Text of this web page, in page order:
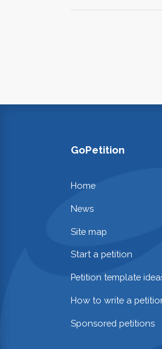
GoPetition
Home
News
Site map
Start a petition
Petition template
How to write a
Sponsored petitions